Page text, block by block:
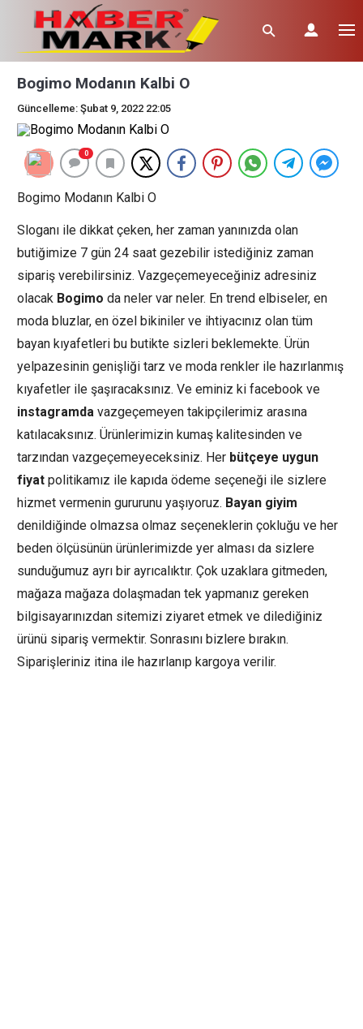
Bogimo Modanın Kalbi O
Güncelleme: Şubat 9, 2022 22:05
0
Bogimo Modanın Kalbi O
Sloganı ile dikkat çeken, her zaman yanınızda olan
butiğimize 7 gün 24 saat gezebilir istediğiniz zaman
sipariş verebilirsiniz. Vazgeçemeyeceğiniz adresiniz
olacak Bogimo da neler var neler. En trend elbiseler, en
moda bluzlar, en özel bikiniler ve ihtiyacınız olan tüm
bayan kıyafetleri bu butikte sizleri beklemekte. Ürün
yelpazesinin genişliği tarz ve moda renkler ile hazırlanmış
kıyafetler ile şaşıracaksınız. Ve eminiz ki facebook ve
instagramda vazgeçemeyen takipçilerimiz arasına
katılacaksınız. Ürünlerimizin kumaş kalitesinden ve
tarzından vazgeçemeyeceksiniz. Her bütçeye uygun
fiyat politikamız ile kapıda ödeme seçeneği ile sizlere
hizmet vermenin gururunu yaşıyoruz. Bayan giyim
denildiğinde olmazsa olmaz seçeneklerin çokluğu ve her
beden ölçüsünün ürünlerimizde yer alması da sizlere
sunduğumuz ayrı bir ayrıcalıktır. Çok uzaklara gitmeden,
mağaza mağaza dolaşmadan tek yapmanız gereken
bilgisayarınızdan sitemizi ziyaret etmek ve dilediğiniz
ürünü sipariş vermektir. Sonrasını bizlere bırakın.
Siparişleriniz itina ile hazırlanıp kargoya verilir.